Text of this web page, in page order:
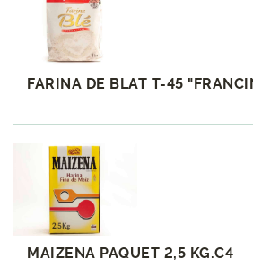
FARINA DE BLAT T-45
MAIZENA PAQUET 2,5 KG.C4